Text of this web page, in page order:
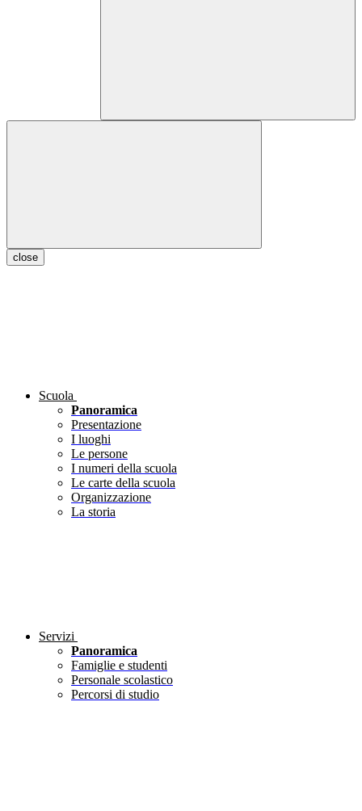
close
Scuola
Panoramica
Presentazione
I luoghi
Le persone
I numeri della scuola
Le carte della scuola
Organizzazione
La storia
Servizi
Panoramica
Famiglie e studenti
Personale scolastico
Percorsi di studio